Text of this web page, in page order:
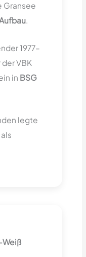
Gransee
.
1977–
VBK
in BSG
legte
Weiß